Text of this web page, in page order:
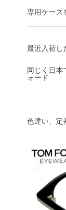
専用ケース
最近入荷し
同じく日本
ォード
色違い、定